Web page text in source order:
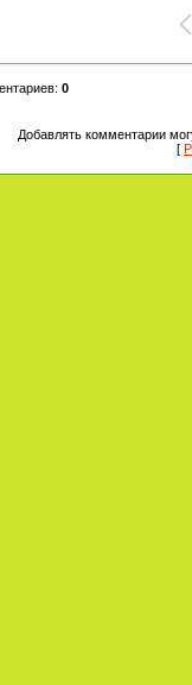
: 0
Добавлять комментарии
[